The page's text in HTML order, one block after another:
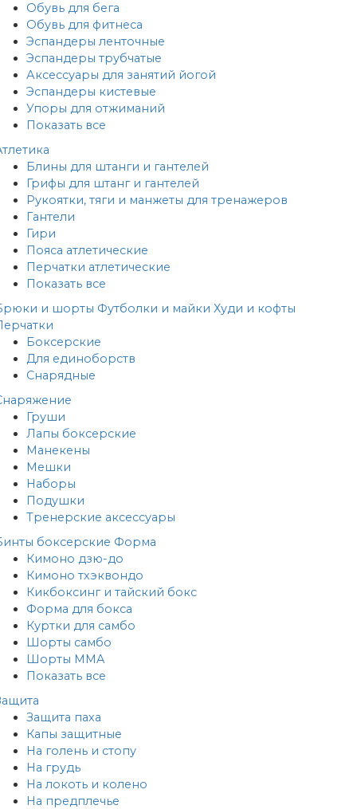
Обувь для бега
Обувь для фитнеса
Эспандеры ленточные
Эспандеры трубчатые
Аксессуары для занятий йогой
Эспандеры кистевые
Упоры для отжиманий
Показать все
Блины для штанги и гантелей
Грифы для штанг и гантелей
Рукоятки, тяги и манжеты для тренажеров
Гантели
Гири
Пояса атлетические
Перчатки атлетические
Показать все
и шорты Футболки и майки Худи и кофты
Боксерские
Для единоборств
Снарядные
Груши
Лапы боксерские
Манекены
Мешки
Наборы
Подушки
Тренерские аксессуары
боксерские Форма
Кимоно дзю-до
Кимоно тхэквондо
Кикбоксинг и тайский бокс
Форма для бокса
Куртки для самбо
Шорты самбо
Шорты MMA
Показать все
Защита паха
Капы защитные
На голень и стопу
На грудь
На локоть и колено
На предплечье